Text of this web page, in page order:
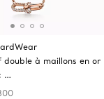
double à maillons en or
…